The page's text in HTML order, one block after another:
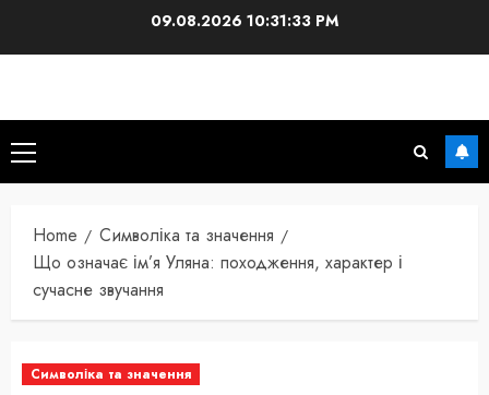
09.08.2026 10:31:35 PM
Primary
Menu
Home
Символіка та значення
Що означає ім’я Уляна: походження, характер і
сучасне звучання
Символіка та значення